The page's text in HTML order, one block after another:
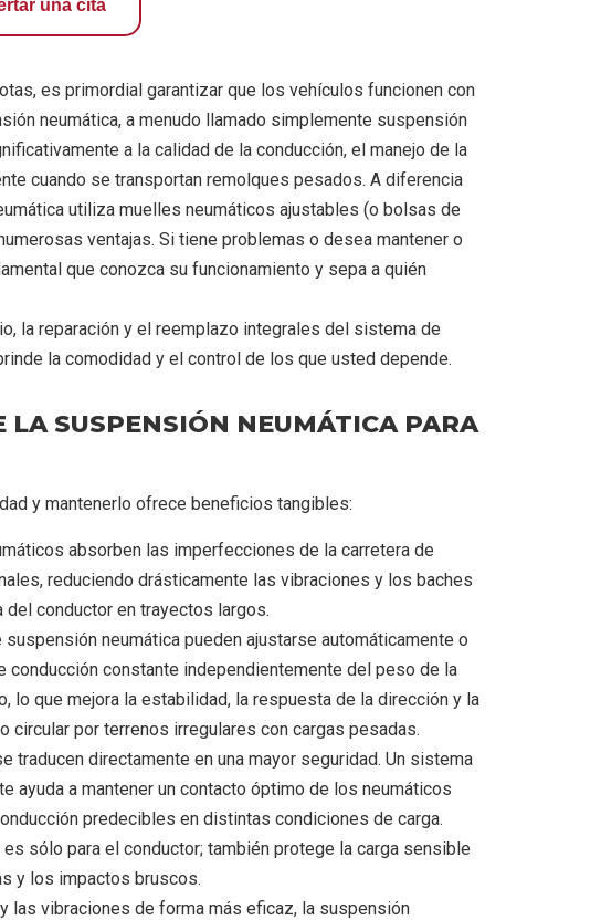
una cita
es primordial garantizar que los vehículos funcionen con
neumática, a menudo llamado simplemente suspensión
a la calidad de la conducción, el manejo de la
cuando se transportan remolques pesados. A diferencia
utiliza muelles neumáticos ajustables (o bolsas de
ventajas. Si tiene problemas o desea mantener o
que conozca su funcionamiento y sepa a quién
la reparación y el reemplazo integrales del sistema de
la comodidad y el control de los que usted depende.
LA SUSPENSIÓN NEUMÁTICA PARA
y mantenerlo ofrece beneficios tangibles:
absorben las imperfecciones de la carretera de
reduciendo drásticamente las vibraciones y los baches
conductor en trayectos largos.
neumática pueden ajustarse automáticamente o
conducción constante independientemente del peso de la
lo que mejora la estabilidad, la respuesta de la dirección y la
circular por terrenos irregulares con cargas pesadas.
traducen directamente en una mayor seguridad. Un sistema
ayuda a mantener un contacto óptimo de los neumáticos
predecibles en distintas condiciones de carga.
sólo para el conductor; también protege la carga sensible
y los impactos bruscos.
las vibraciones de forma más eficaz, la suspensión